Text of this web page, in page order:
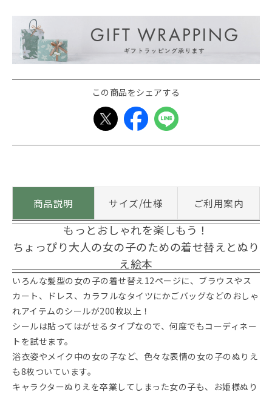
この商品をシェアする
商品説明 サイズ/仕様 ご利用案内
もっとおしゃれを楽しもう！
ちょっぴり大人の女の子のための着せ替えとぬり
え絵本
いろんな髪型の女の子の着せ替え12ページに、ブラウスやス
カート、ドレス、カラフルなタイツにかごバッグなどのおしゃ
れアイテムのシールが200枚以上！
シールは貼ってはがせるタイプなので、何度でもコーディネー
トを試せます。
浴衣姿やメイク中の女の子など、色々な表情の女の子のぬりえ
も8枚ついています。
キャラクターぬりえを卒業してしまった女の子も、お姫様ぬり